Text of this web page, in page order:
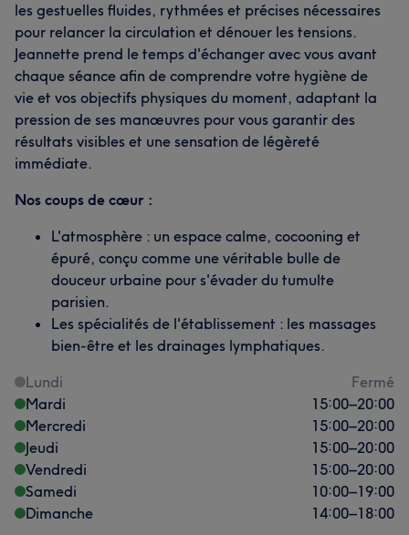
les gestuelles fluides, rythmées et précises nécessaires
pour relancer la circulation et dénouer les tensions.
Jeannette prend le temps d'échanger avec vous avant
chaque séance afin de comprendre votre hygiène de
vie et vos objectifs physiques du moment, adaptant la
pression de ses manœuvres pour vous garantir des
résultats visibles et une sensation de légèreté
immédiate.
Nos coups de cœur :
L'atmosphère : un espace calme, cocooning et
épuré, conçu comme une véritable bulle de
douceur urbaine pour s'évader du tumulte
parisien.
Les spécialités de l'établissement : les massages
bien-être et les drainages lymphatiques.
Lundi
Fermé
Mardi
15:00–20:00
Mercredi
15:00–20:00
Jeudi
15:00–20:00
Vendredi
15:00–20:00
Samedi
10:00–19:00
Dimanche
14:00–18:00